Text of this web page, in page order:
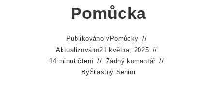
Pomůcka
Publikováno v Pomůcky
Aktualizováno21 května, 2025
14 minut čtení
Žádný komentář
ByŠťastný Senior